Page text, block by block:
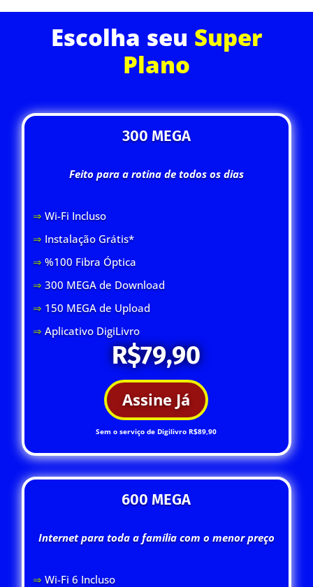
Escolha seu Super
Plano
300 MEGA
Feito para a rotina de todos os dias
⇒ Wi-Fi Incluso
⇒ Instalação Grátis*
⇒ %100 Fibra Óptica
⇒ 300 MEGA de Download
⇒ 150 MEGA de Upload
⇒Aplicativo DigiLivro
R$79,90
Assine Já
Sem o serviço de Digilivro R$89,90
600 MEGA
Internet para toda a família com o menor preço
⇒ Wi-Fi 6 Incluso